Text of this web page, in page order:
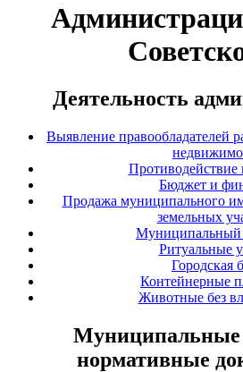
Деятельность
Выявление правообладателей
Противодействие
Бюджет и
Продажа муниципального
земельных
Муниципальный
Ритуальные
Городская
Контейнерные
Животные без
Муниципальные
нормативные